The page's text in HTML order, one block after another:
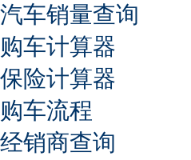
汽车销量查询
购车计算器
保险计算器
购车流程
经销商查询